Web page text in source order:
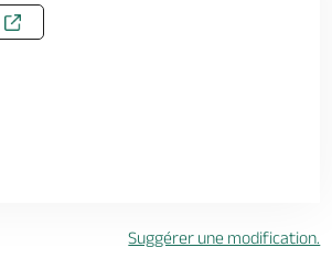
Suggérer une modification.